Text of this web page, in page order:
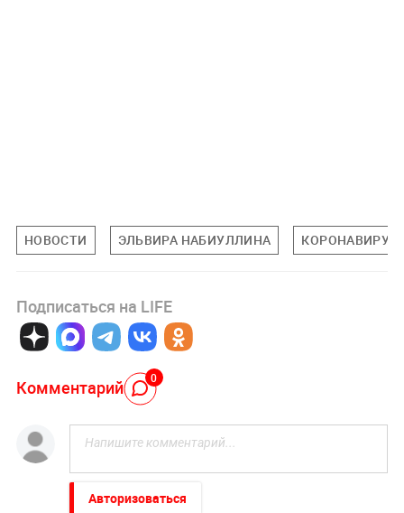
НОВОСТИ ЭЛЬВИРА НАБИУЛЛИНА КОРОНАВИРУС
Подписаться на LIFE
Комментарий 0
Авторизоваться